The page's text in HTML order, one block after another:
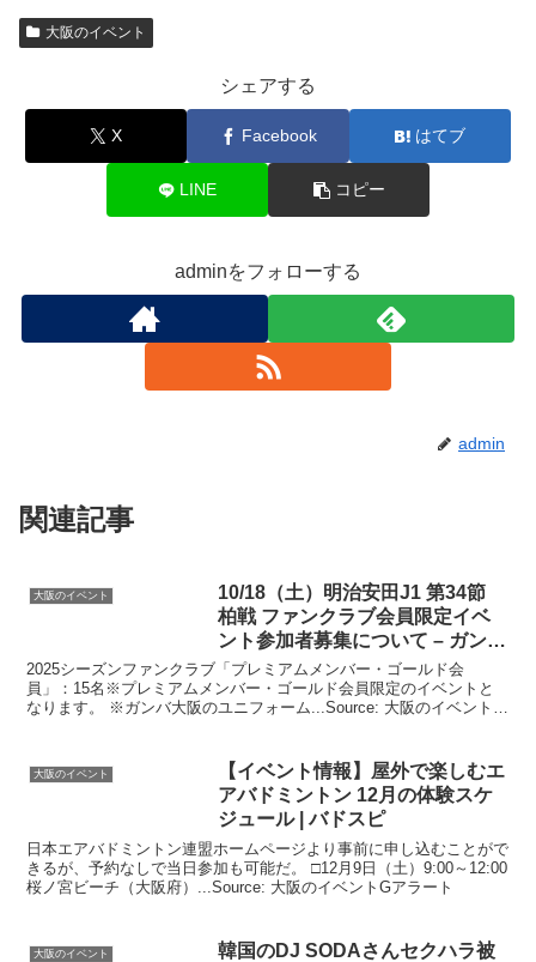
大阪のイベント
シェアする
X Facebook はてブ
LINE コピー
adminをフォローする
admin
関連記事
大阪のイベント
10/18（土）明治安田J1 第34節
柏戦 ファンクラブ会員限定イベ
ント参加者募集について – ガンバ
大阪
2025シーズンファンクラブ「プレミアムメンバー・ゴールド会
員」：15名※プレミアムメンバー・ゴールド会員限定のイベントと
なります。 ※ガンバ大阪のユニフォーム...Source: 大阪のイベントG
大阪のイベント 【イベント情報】屋外で楽しむエ
アバドミントン 12月の体験スケ
ジュール | バドスピ
日本エアバドミントン連盟ホームページより事前に申し込むことがで
きるが、予約なしで当日参加も可能だ。 □12月9日（土）9:00～12:00
桜ノ宮ビーチ（大阪府）...Source: 大阪のイベントGアラート
大阪のイベント
韓国のDJ SODAさんセクハラ被